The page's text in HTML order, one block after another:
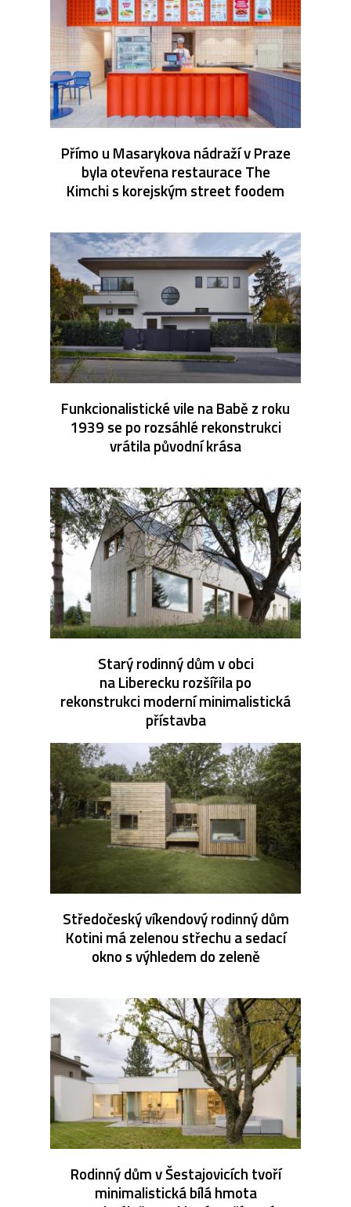
Přímo u Masarykova nádraží v Praze
byla otevřena restaurace The
Kimchi s korejským street foodem
Funkcionalistické vile na Babě z roku
1939 se po rozsáhlé rekonstrukci
vrátila původní krása
Starý rodinný dům v obci
na Liberecku rozšířila po
rekonstrukci moderní minimalistická
přístavba
Středočeský víkendový rodinný dům
Kotini má zelenou střechu a sedací
okno s výhledem do zeleně
Rodinný dům v Šestajovicích tvoří
minimalistická bílá hmota